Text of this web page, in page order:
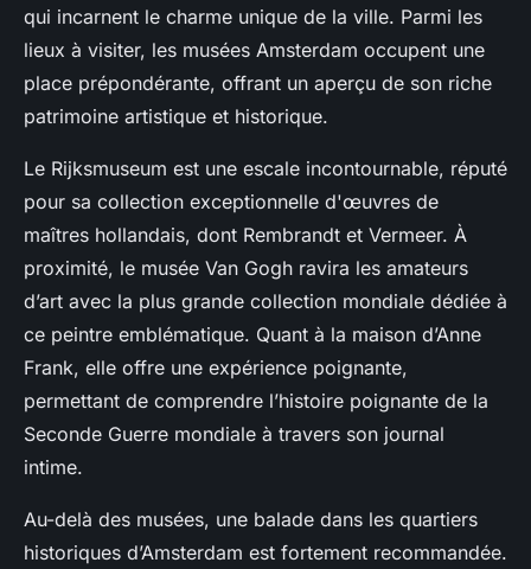
qui incarnent le charme unique de la ville. Parmi les
lieux à visiter, les musées Amsterdam occupent une
place prépondérante, offrant un aperçu de son riche
patrimoine artistique et historique.
Le Rijksmuseum est une escale incontournable, réputé
pour sa collection exceptionnelle d'œuvres de
maîtres hollandais, dont Rembrandt et Vermeer. À
proximité, le musée Van Gogh ravira les amateurs
d’art avec la plus grande collection mondiale dédiée à
ce peintre emblématique. Quant à la maison d’Anne
Frank, elle offre une expérience poignante,
permettant de comprendre l’histoire poignante de la
Seconde Guerre mondiale à travers son journal
intime.
Au-delà des musées, une balade dans les quartiers
historiques d’Amsterdam est fortement recommandée.